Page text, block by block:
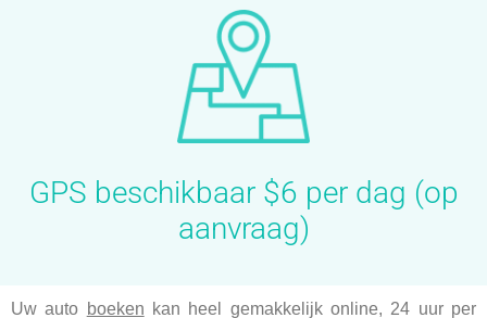
GPS beschikbaar $6 per dag (op
aanvraag)
Uw auto boeken kan heel gemakkelijk online, 24 uur per